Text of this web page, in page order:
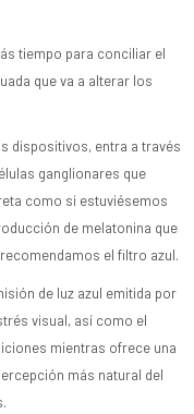
tiempo para conciliar el
que va a alterar los
dispositivos, entra a través
ganglionares que
como si estuviésemos
de melatonina que
el filtro azul.
de luz azul emitida por
visual, así como el
mientras ofrece una
más natural del